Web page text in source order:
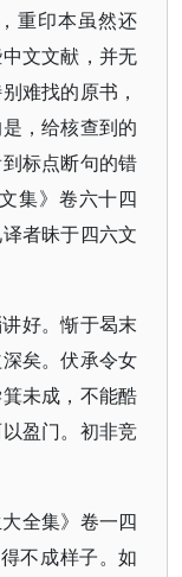
重印本虽然还
文文献，并无
难找的原书，
，给核查到的
标点断句的错
集》卷六十四
者昧于四六文
好。惭于曷末
矣。伏承令女
未成，不能酷
盈门。初非竞
全集》卷一四
不成样子。如